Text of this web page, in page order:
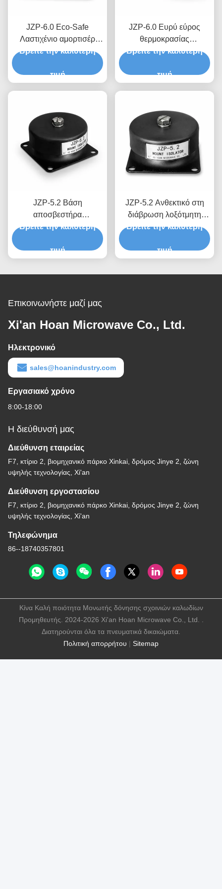
JZP-6.0 Eco-Safe
Λαστιχένιο αμορτισέρ
χωρίς τρίξιμο
αποσβεστήρα για
Βρείτε την καλύτερη
τιμή
JZP-6.0 Ευρύ εύρος
θερμοκρασίας
Απορροφητήρα
καουτσούκ για
ακριβείας
Βρείτε την καλύτερη
τιμή
JZP-5.2 Βάση
αποσβεστήρα
κραδασμών βάσης
απομόνωσης κραδασμών
από καουτσούκ,
συνθήκες για εξωτερικούς
Βρείτε την καλύτερη
τιμή
JZP-5.2 Ανθεκτικό στη
διάβρωση λοξότμητη
βάση απομόνωσης
απομονωτή κραδασμών
Βρείτε την καλύτερη
τιμή
Επικοινωνήστε μαζί μας
Xi'an Hoan Microwave Co., Ltd.
Ηλεκτρονικό
sales@hoanindustry.com
Εργασιακό χρόνο
8:00-18:00
Η διεύθυνσή μας
Διεύθυνση εταιρείας
F7, κτίριο 2, βιομηχανικό πάρκο Xinkai, δρόμος Jinye 2, ζώνη
υψηλής τεχνολογίας, Xi'an
Διεύθυνση εργοστασίου
F7, κτίριο 2, βιομηχανικό πάρκο Xinkai, δρόμος Jinye 2, ζώνη
υψηλής τεχνολογίας, Xi'an
Τηλεφώνημα
86--18740357801
Πολιτική απορρήτου | Sitemap
Κίνα Καλή ποιότητα Μονωτής δόνησης σχοινιών καλωδίων
Προμηθευτής. 2024-2026 Xi'an Hoan Microwave Co., Ltd. .
Διατηρούνται όλα τα πνευματικά δικαιώματα.